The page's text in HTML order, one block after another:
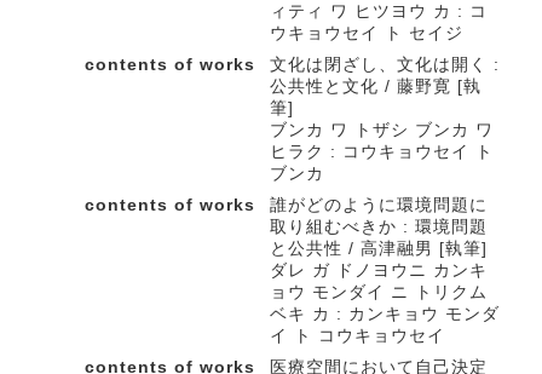
ィティ ワ ヒツヨウ カ : コ
ウキョウセイ ト セイジ
contents of works
文化は閉ざし、文化は開く :
公共性と文化 / 藤野寛 [執
筆]
ブンカ ワ トザシ ブンカ ワ
ヒラク : コウキョウセイ ト
ブンカ
contents of works
誰がどのように環境問題に
取り組むべきか : 環境問題
と公共性 / 高津融男 [執筆]
ダレ ガ ドノヨウニ カンキ
ョウ モンダイ ニ トリクム
ベキ カ : カンキョウ モンダ
イ ト コウキョウセイ
contents of works
医療空間において自己決定